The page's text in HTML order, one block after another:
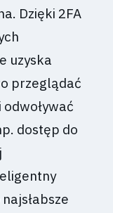
Dzięki 2FA
uzyska
przeglądać
dostęp do